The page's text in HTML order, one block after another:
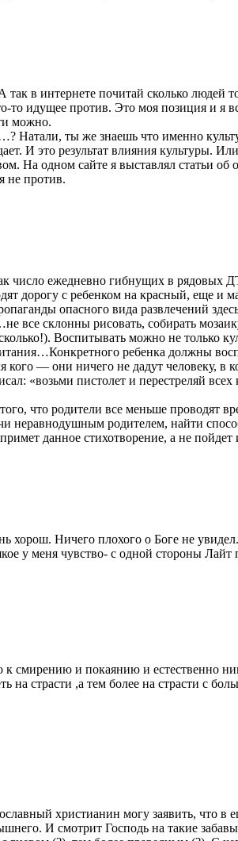
в интернете почитай сколько людей
то идущее против. Это моя позиция и я
можно.
Натали, ты же знаешь что именно
И это результат влияния культуры.
На одном сайте я выставлял статьи
не против.
число ежедневно гибнущих в рядовых
дорогу с ребенком на красный, еще и
опасного вида развлечений
склонны рисовать, собирать
Воспитывать можно не только
ребенка должны
— они ничего не дадут человеку, в
«возьми пистолет и перестреляй
что родители все меньше проводят
неравнодушным родителем, найти
данное стихотворение, а не пойдет
Ничего плохого о Боге не
у меня чувство- с одной стороны Лайт
смирению и покаянию и естественно
страсти ,а тем более на страсти с
христианин могу заявить, что в
И смотрит Господь на такие